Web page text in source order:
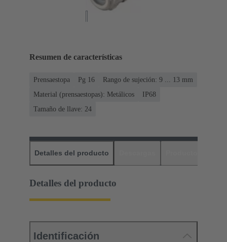
Resumen de características
Prensaestopa Pg 16
Rango de sujeción: 9 ... 13 mm
Material (prensaestopas): Metálicos
IP68
Tamaño de llave: 24
Detalles del producto
Detalles del producto
Identificación